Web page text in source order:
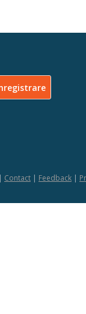
Contact Feedback